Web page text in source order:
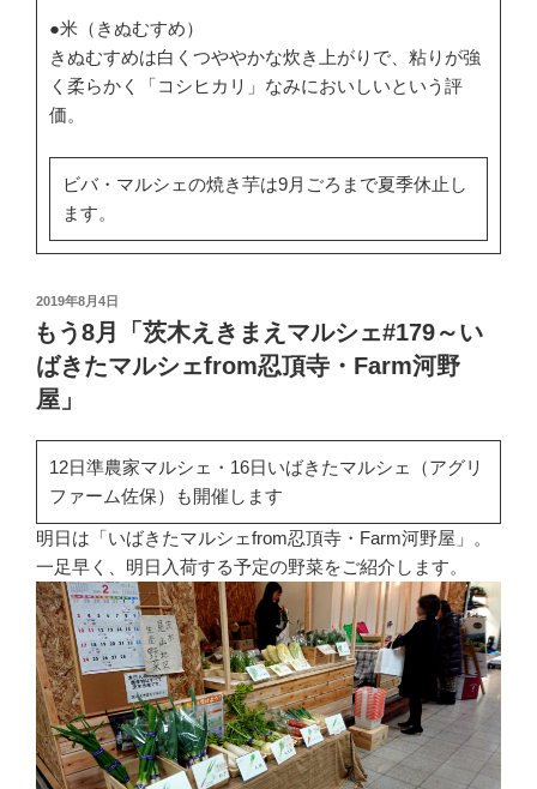
●米（きぬむすめ）
きぬむすめは白くつややかな炊き上がりで、粘りが強
く柔らかく「コシヒカリ」なみにおいしいという評
価。
ビバ・マルシェの焼き芋は9月ごろまで夏季休止し
ます。
投
稿
日:
2019年8月4日
もう8月「茨木えきまえマルシェ#179～い
ばきたマルシェfrom忍頂寺・Farm河野
屋」
12日準農家マルシェ・16日いばきたマルシェ（アグリ
ファーム佐保）も開催します
明日は「いばきたマルシェfrom忍頂寺・Farm河野屋」。
一足早く、明日入荷する予定の野菜をご紹介します。